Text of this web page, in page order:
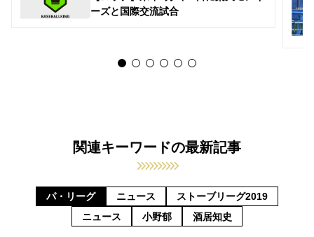
ーズと国際交流試合
関連キーワードの最新記事
パ・リーグ ニュース
ストーブリーグ2019
ニュース
小野郁 酒居知史